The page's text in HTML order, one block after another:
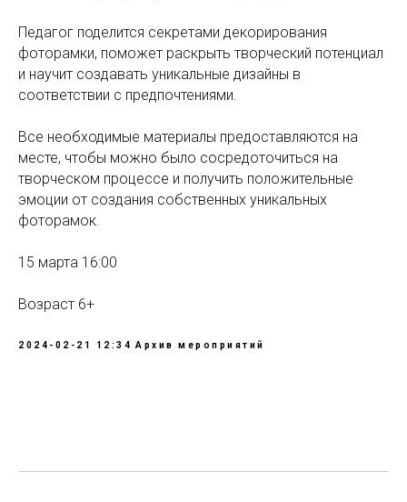
Педагог поделится секретами декорирования
фоторамки, поможет раскрыть творческий потенциал
и научит создавать уникальные дизайны в
соответствии с предпочтениями.
Все необходимые материалы предоставляются на
месте, чтобы можно было сосредоточиться на
творческом процессе и получить положительные
эмоции от создания собственных уникальных
фоторамок.
15 марта 16:00
Возраст 6+
2024-02-21 12:34 Архив мероприятий